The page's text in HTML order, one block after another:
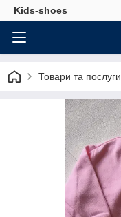
Kids-shoes
Товари та послуги